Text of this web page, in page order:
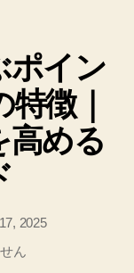
ポイン
徴｜
高める
2025
ん